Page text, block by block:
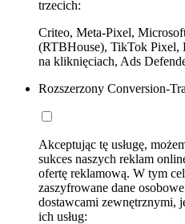
trzecich:
Criteo, Meta-Pixel,
(RTBHouse), TikTok Pixel,
na kliknięciach, Ads
Rozszerzony Conversion-
Akceptując tę usługę,
sukces naszych reklam
ofertę reklamową. W tym
zaszyfrowane dane
dostawcami zewnętrznymi,
ich usług: